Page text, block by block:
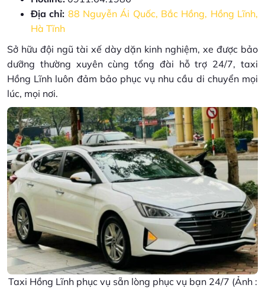
Địa chỉ: 88 Nguyễn Ái Quốc, Bắc Hồng, Hồng Lĩnh,
Hà Tĩnh
Sở hữu đội ngũ tài xế dày dặn kinh nghiệm, xe được bảo
dưỡng thường xuyên cùng tổng đài hỗ trợ 24/7, taxi
Hồng Lĩnh luôn đảm bảo phục vụ nhu cầu di chuyển mọi
lúc, mọi nơi.
Taxi Hồng Lĩnh phục vụ sẵn lòng phục vụ bạn 24/7 (Ảnh :